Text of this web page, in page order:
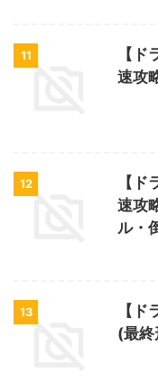
11
【
速攻
12
【
速攻
ル・
13
【
(最